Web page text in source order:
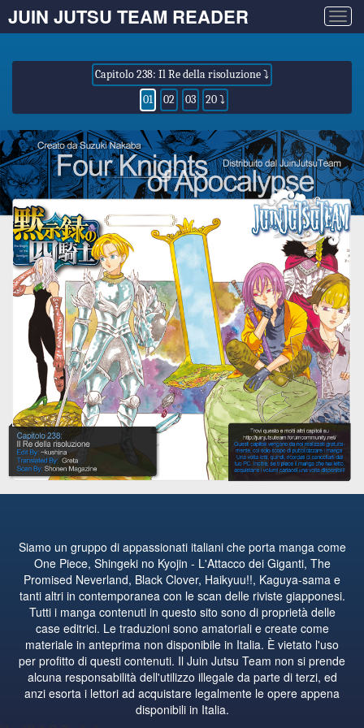
JUIN JUTSU TEAM READER
Capitolo 238: Il Re della risoluzione ⤵
01
02 03 20 ⤵
Siamo un gruppo di appassionati italiani che porta manga come
One Piece, Shingeki no Kyojin - L'Attacco dei Giganti, The
Promised Neverland, Black Clover, Haikyuu!!, Kaguya-sama e
tanti altri in contemporanea con le scan delle riviste giapponesi.
Tutti i manga contenuti in questo sito sono di proprietà delle
case editrici. Le traduzioni sono amatoriali e create come
materiale in anteprima non disponibile in Italia. È vietato l'uso
per profitto di questi contenuti. Il Juin Jutsu Team non si prende
alcuna responsabilità dell'utilizzo illegale da parte di terzi, ed
anzi esorta i lettori ad acquistare legalmente le opere appena
disponibili in Italia.